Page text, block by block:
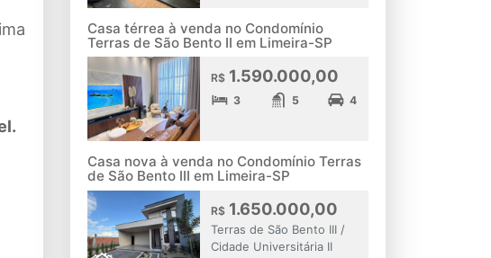
Casa térrea à venda no Condomínio
Terras de São Bento II em Limeira-SP
R$1.590.000,00
3 5 4
Casa nova à venda no Condomínio Terras
de São Bento III em Limeira-SP
R$1.650.000,00
Terras de São Bento III /
Cidade Universitária II